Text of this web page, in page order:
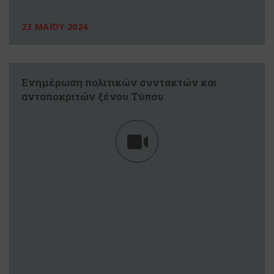
23 ΜΑΪΟΥ 2024
Ενημέρωση πολιτικών συντακτών και
ανταποκριτών ξένου Τύπου